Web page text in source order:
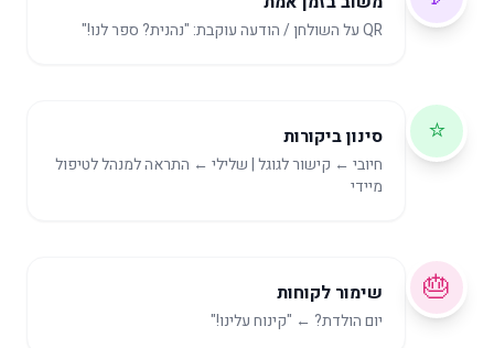
QR על השולחן / הודעה עוקבת: "נהנית? ספר לנו!"
⭐ סינון ביקורות
חיובי ← קישור לגוגל | שלילי ← התראה למנהל לטיפול
מיידי
🎂 שימור לקוחות
יום הולדת? ← "קינוח עלינו!"